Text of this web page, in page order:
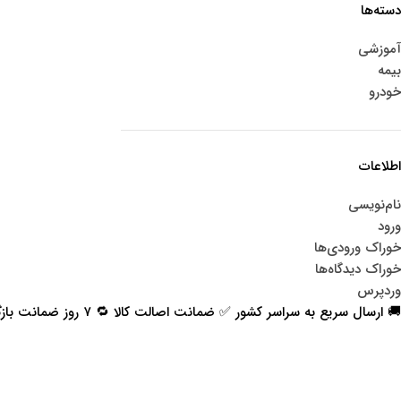
دسته‌ها
آموزشی
بیمه
خودرو
اطلاعات
نام‌نویسی
ورود
خوراک ورودی‌ها
خوراک دیدگاه‌ها
وردپرس
🚚 ارسال سریع به سراسر کشور ✅ ضمانت اصالت کالا 🔁 ۷ روز ضمانت بازگشت 📞 پشتیبانی واقعی